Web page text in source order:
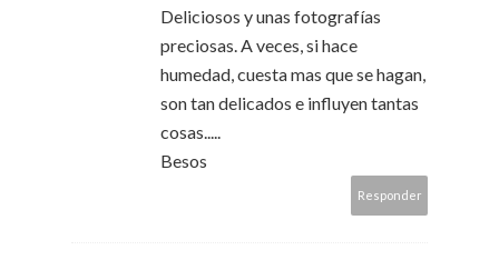
Deliciosos y unas fotografías
preciosas. A veces, si hace
humedad, cuesta mas que se hagan,
son tan delicados e influyen tantas
cosas.....
Besos
Responder